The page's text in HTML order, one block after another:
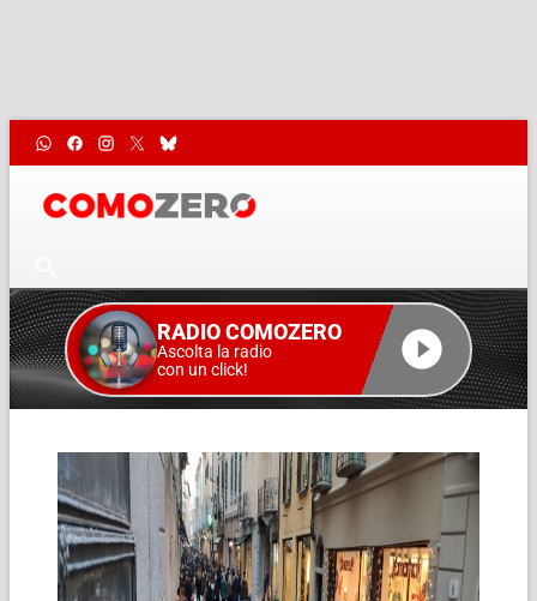
RADIO COMOZERO
Ascolta la radio
con un click!